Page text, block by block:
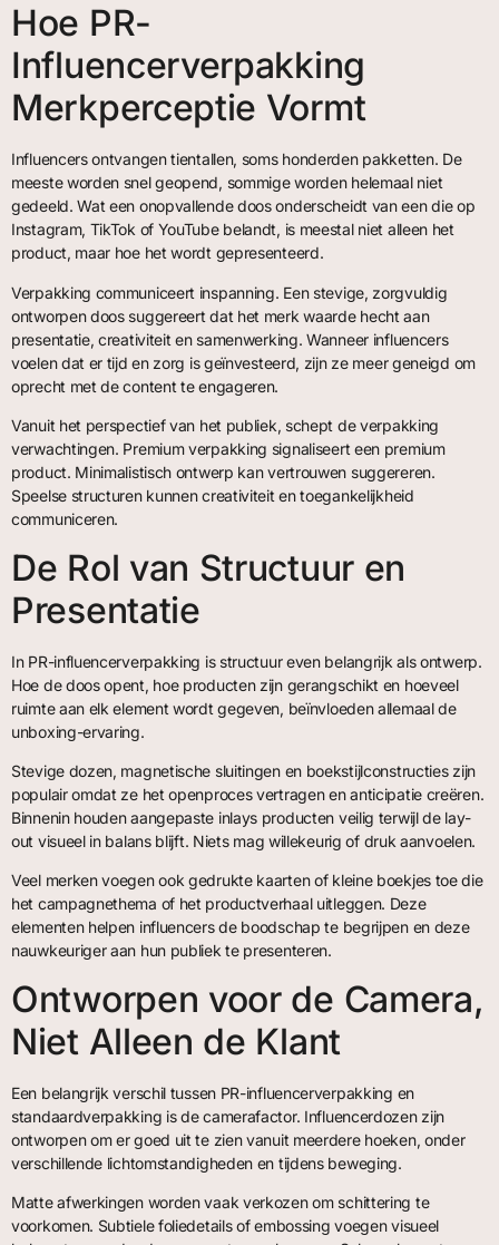
Hoe PR-
Influencerverpakking
Merkperceptie Vormt
Influencers ontvangen tientallen, soms honderden pakketten. De
meeste worden snel geopend, sommige worden helemaal niet
gedeeld. Wat een onopvallende doos onderscheidt van een die op
Instagram, TikTok of YouTube belandt, is meestal niet alleen het
product, maar hoe het wordt gepresenteerd.
Verpakking communiceert inspanning. Een stevige, zorgvuldig
ontworpen doos suggereert dat het merk waarde hecht aan
presentatie, creativiteit en samenwerking. Wanneer influencers
voelen dat er tijd en zorg is geïnvesteerd, zijn ze meer geneigd om
oprecht met de content te engageren.
Vanuit het perspectief van het publiek, schept de verpakking
verwachtingen. Premium verpakking signaliseert een premium
product. Minimalistisch ontwerp kan vertrouwen suggereren.
Speelse structuren kunnen creativiteit en toegankelijkheid
communiceren.
De Rol van Structuur en
Presentatie
In PR-influencerverpakking is structuur even belangrijk als ontwerp.
Hoe de doos opent, hoe producten zijn gerangschikt en hoeveel
ruimte aan elk element wordt gegeven, beïnvloeden allemaal de
unboxing-ervaring.
Stevige dozen, magnetische sluitingen en boekstijlconstructies zijn
populair omdat ze het openproces vertragen en anticipatie creëren.
Binnenin houden aangepaste inlays producten veilig terwijl de lay-
out visueel in balans blijft. Niets mag willekeurig of druk aanvoelen.
Veel merken voegen ook gedrukte kaarten of kleine boekjes toe die
het campagnethema of het productverhaal uitleggen. Deze
elementen helpen influencers de boodschap te begrijpen en deze
nauwkeuriger aan hun publiek te presenteren.
Ontworpen voor de Camera,
Niet Alleen de Klant
Een belangrijk verschil tussen PR-influencerverpakking en
standaardverpakking is de camerafactor. Influencerdozen zijn
ontworpen om er goed uit te zien vanuit meerdere hoeken, onder
verschillende lichtomstandigheden en tijdens beweging.
Matte afwerkingen worden vaak verkozen om schittering te
voorkomen. Subtiele foliedetails of embossing voegen visueel